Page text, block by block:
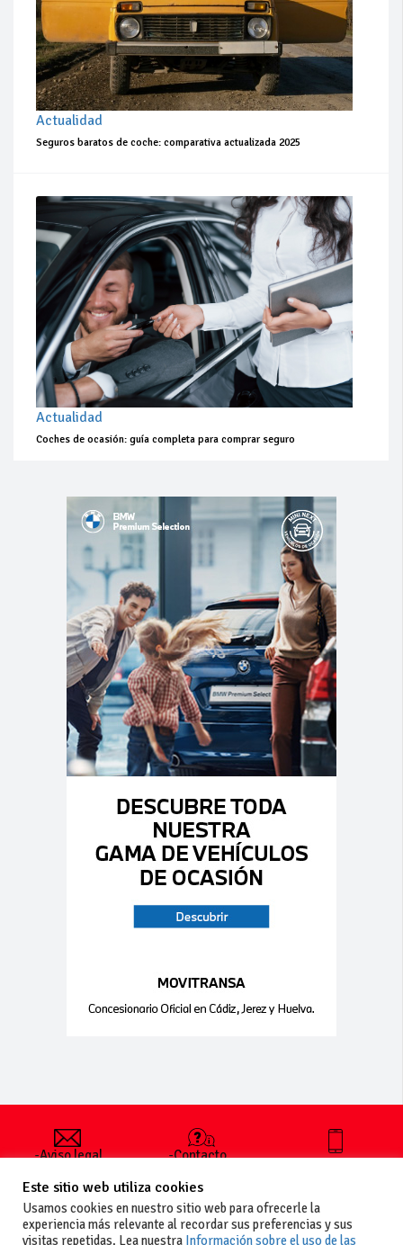
Actualidad
Seguros baratos de coche: comparativa actualizada 2025
Actualidad
Coches de ocasión: guía completa para comprar seguro
-Aviso legal
generales
de uso
-Política de
-Contacto
publicar un
anuncio
-Vende+
+34 627 35
Este sitio web utiliza cookies
Usamos cookies en nuestro sitio web para ofrecerle la
experiencia más relevante al recordar sus preferencias y sus
visitas repetidas. Lea nuestra Información sobre el uso de las